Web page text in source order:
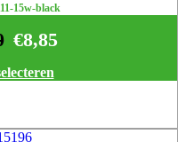
15w-black
€8,85